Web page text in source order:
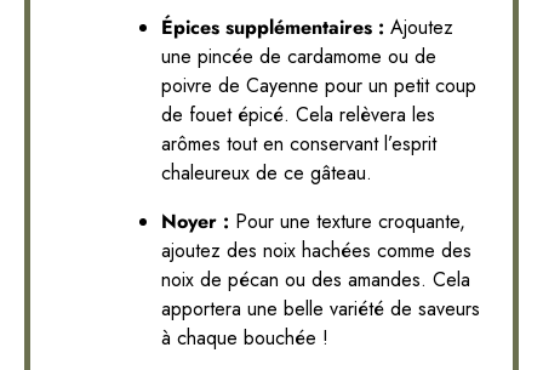
Épices supplémentaires : Ajoutez
une pincée de cardamome ou de
poivre de Cayenne pour un petit coup
de fouet épicé. Cela relèvera les
arômes tout en conservant l’esprit
chaleureux de ce gâteau.
Noyer : Pour une texture croquante,
ajoutez des noix hachées comme des
noix de pécan ou des amandes. Cela
apportera une belle variété de saveurs
à chaque bouchée !